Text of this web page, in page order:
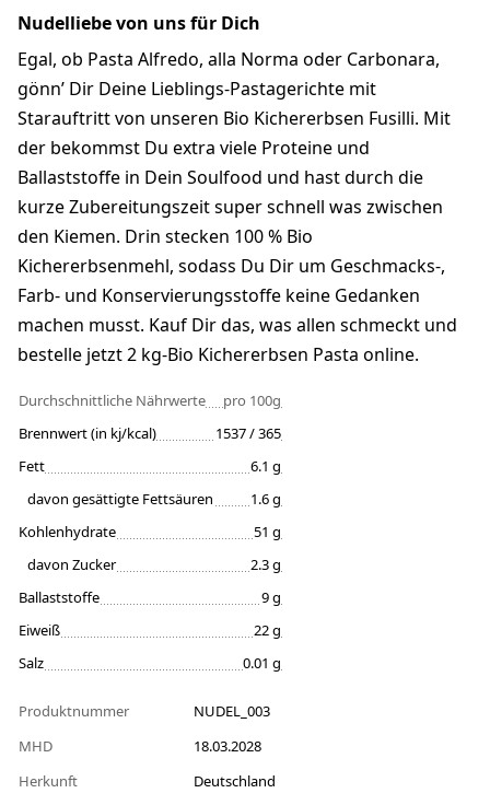
Nudelliebe von uns für Dich
Egal, ob Pasta Alfredo, alla Norma oder Carbonara,
gönn’ Dir Deine Lieblings-Pastagerichte mit
Starauftritt von unseren Bio Kichererbsen Fusilli. Mit
der bekommst Du extra viele Proteine und
Ballaststoffe in Dein Soulfood und hast durch die
kurze Zubereitungszeit super schnell was zwischen
den Kiemen. Drin stecken 100 % Bio
Kichererbsenmehl, sodass Du Dir um Geschmacks-,
Farb- und Konservierungsstoffe keine Gedanken
machen musst. Kauf Dir das, was allen schmeckt und
bestelle jetzt 2 kg-Bio Kichererbsen Pasta online.
Durchschnittliche Nährwerte
pro 100g
Brennwert (in kj/kcal)
1537 / 365
Fett
6.1 g
davon gesättigte Fettsäuren
1.6 g
Kohlenhydrate
51 g
davon Zucker
2.3 g
Ballaststoffe
9 g
Eiweiß
22 g
Salz
0.01 g
Produktnummer
NUDEL_003
MHD
18.03.2028
Herkunft
Deutschland